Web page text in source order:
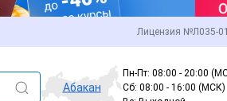
Лицензия №Л035-
Абакан
Пн-Пт: 08:00 - 20:00
Сб: 08:00 - 16:00 (МСК)